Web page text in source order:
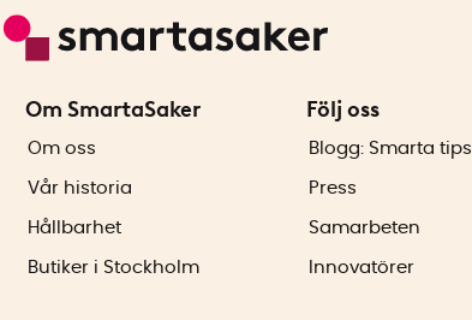
Om SmartaSaker
Om oss
Vår historia
Hållbarhet
Butiker i Stockholm
Följ oss
Blogg: Smarta tips
Press
Samarbeten
Innovatörer